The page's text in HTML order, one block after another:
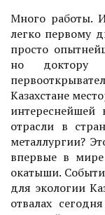
Много работы.
легко первому
просто
но доктору
Казахстане
интереснейшей
отрасли в
металлургии?
впервые в
окатыши.
для экологии
отвалах